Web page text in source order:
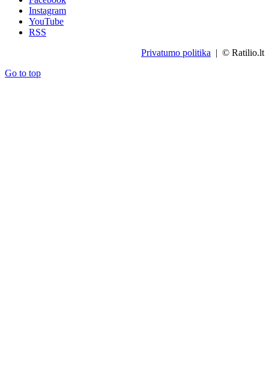
Instagram
YouTube
RSS
Privatumo politika | © Ratilio.lt
Go to top